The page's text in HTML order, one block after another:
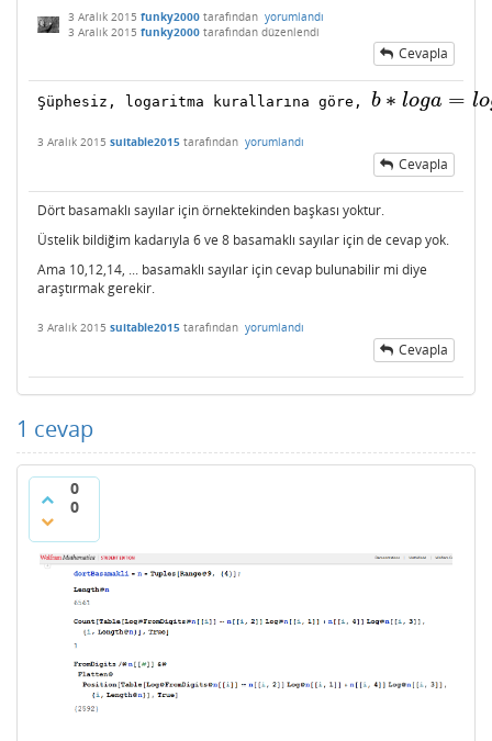
3 Aralık 2015 funky2000 tarafından yorumlandı
3 Aralık 2015 funky2000 tarafından düzenlendi
Cevapla
Şüphesiz, logaritma kurallarına göre, b ∗ loga = lo
b∗l oga=l og( ab
3 Aralık 2015 suitable2015 tarafından yorumlandı
Cevapla
Dört basamaklı sayılar için örnektekinden başkası yoktur.
Üstelik bildiğim kadarıyla 6 ve 8 basamaklı sayılar için de cevap yok.
Ama 10,12,14, ... basamaklı sayılar için cevap bulunabilir mi diye
araştırmak gerekir.
3 Aralık 2015 suitable2015 tarafından yorumlandı
Cevapla
1 cevap
0
0